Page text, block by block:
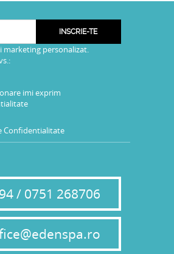
INSCRIE-TE
marketing personalizat.
imi exprim
Confidentialitate
/ 0751 268706